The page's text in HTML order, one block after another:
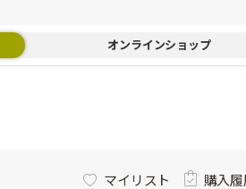
オンラインショップ
マイリスト 購入